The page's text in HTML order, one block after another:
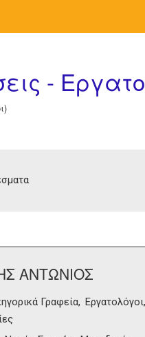
-
ΑΝΤΩΝΙΟΣ
Γραφεία Εργατολόγοι